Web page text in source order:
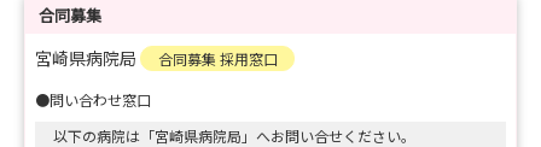
hp/press/2026/01/20260116150304.html
合同募集
宮崎県病院局
合同募集 採用窓口
●問い合わせ窓口
以下の病院は「宮崎県病院局」へお問い合せください。